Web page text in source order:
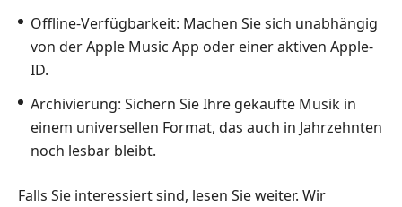
Offline-Verfügbarkeit: Machen Sie sich unabhängig
von der Apple Music App oder einer aktiven Apple-
ID.
Archivierung: Sichern Sie Ihre gekaufte Musik in
einem universellen Format, das auch in Jahrzehnten
noch lesbar bleibt.
Falls Sie interessiert sind, lesen Sie weiter. Wir